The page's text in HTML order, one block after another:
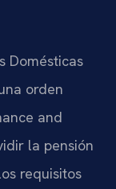
Domésticas
orden
and
la pensión
requisitos